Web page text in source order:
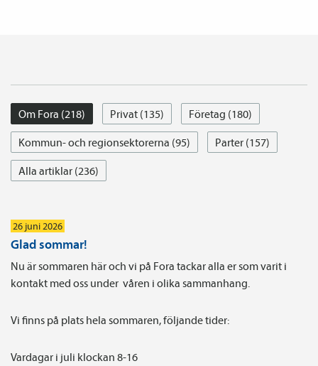
Om Fora (218) Privat (135)
Företag (180)
Kommun- och regionsektorerna (95)
Parter (157)
Alla artiklar (236)
26 juni 2026
Glad sommar!
Nu är sommaren här och vi på Fora tackar alla er som varit i
kontakt med oss under våren i olika sammanhang.
Vi finns på plats hela sommaren, följande tider:
Vardagar i juli klockan 8-16